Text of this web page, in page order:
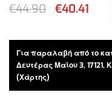
€44.90 €40.41
Για παραλαβή από το
Δευτέρας Μαϊου 3,
(Χάρτης)